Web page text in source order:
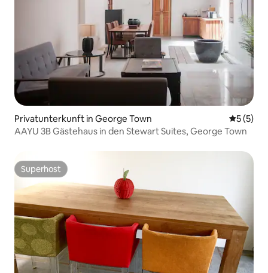
Privatunterkunft in George Town
5 (5)
AAYU 3B Gästehaus in den Stewart Suites, George Town
Superhost
Superhost